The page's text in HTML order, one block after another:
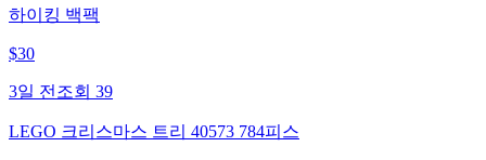
하이킹 백팩
$30
3일 전 조회 39
LEGO 크리스마스 트리 40573 784피스